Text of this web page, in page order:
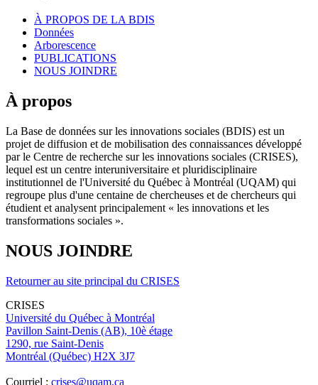
À PROPOS DE LA BDIS
Données
Arborescence
PUBLICATIONS
NOUS JOINDRE
À propos
La Base de données sur les innovations sociales (BDIS) est un
projet de diffusion et de mobilisation des connaissances développé
par le Centre de recherche sur les innovations sociales (CRISES),
lequel est un centre interuniversitaire et pluridisciplinaire
institutionnel de l'Université du Québec à Montréal (UQAM) qui
regroupe plus d'une centaine de chercheuses et de chercheurs qui
étudient et analysent principalement « les innovations et les
transformations sociales ».
NOUS JOINDRE
Retourner au site principal du CRISES
CRISES
Université du Québec à Montréal
Pavillon Saint-Denis (AB), 10è étage
1290, rue Saint-Denis
Montréal (Québec) H2X 3J7
Courriel : crises@uqam.ca